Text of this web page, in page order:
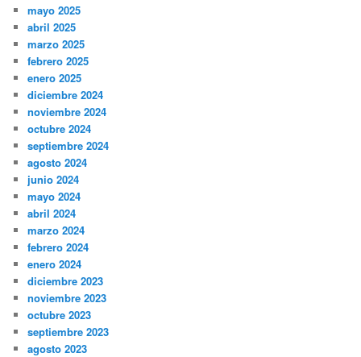
mayo 2025
abril 2025
marzo 2025
febrero 2025
enero 2025
diciembre 2024
noviembre 2024
octubre 2024
septiembre 2024
agosto 2024
junio 2024
mayo 2024
abril 2024
marzo 2024
febrero 2024
enero 2024
diciembre 2023
noviembre 2023
octubre 2023
septiembre 2023
agosto 2023